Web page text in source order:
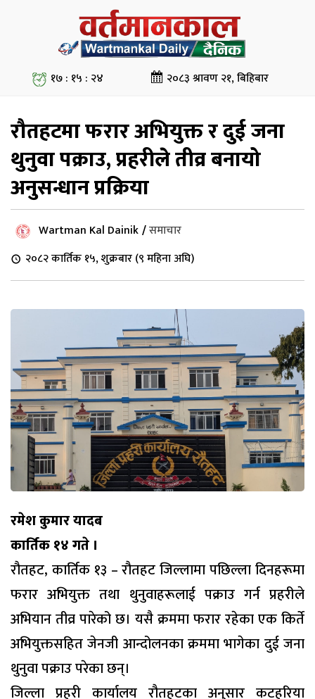
१७ : १५ : २५ २०८३ श्रावण २१, बिहिबार
रौतहटमा फरार अभियुक्त र दुई जना
थुनुवा पक्राउ, प्रहरीले तीव्र बनायो
अनुसन्धान प्रक्रिया
Wartman Kal Dainik/समाचार
२०८२ कार्तिक १५, शुक्रबार (९ महिना अघि)
रमेश कुमार यादब
कार्तिक १४ गते ।
रौतहट, कार्तिक १३ – रौतहट जिल्लामा पछिल्ला दिनहरूमा
फरार अभियुक्त तथा थुनुवाहरूलाई पक्राउ गर्न प्रहरीले
अभियान तीव्र पारेको छ। यसै क्रममा फरार रहेका एक किर्ते
अभियुक्तसहित जेनजी आन्दोलनका क्रममा भागेका दुई जना
थुनुवा पक्राउ परेका छन्।
जिल्ला प्रहरी कार्यालय रौतहटका अनुसार कटहरिया